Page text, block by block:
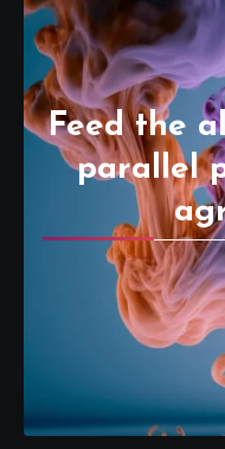
Feed the
parallel